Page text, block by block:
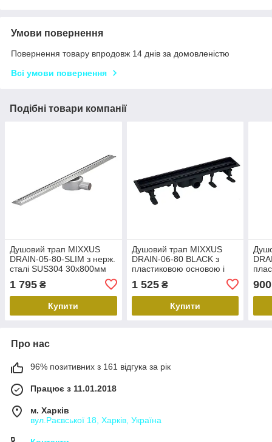
Умови повернення
Повернення товару впродовж 14 днів за домовленістю
Всі умови повернення
Подібні товари компанії
Душовий трап MIXXUS
DRAIN-05-80-SLIM з нерж.
сталі SUS304 30x800мм
1 795 ₴
Купити
Душовий трап MIXXUS
DRAIN-06-80 BLACK з
пластиковою основою і
накладкою із нерж. сталі
SUS304 70x800мм (Колір
чорний) (MI6531)
1 525₴
Купити
900
Про нас
96% позитивних з 161 відгука за рік
Працює з 11.01.2018
м. Харків
вул.Раєвської 18, Харків, Україна